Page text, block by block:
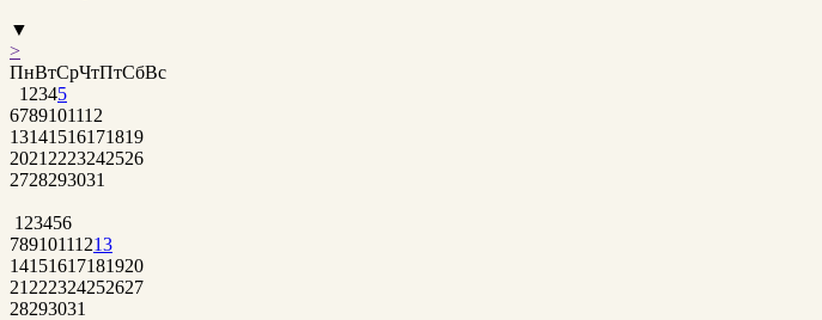
▼
>
ПнВтСрЧтПтСбВс
1 2345
6789101112
13141516171819
2021 2223242526
2728293031
1 23456
78910111213
14151617181920
21 222324252627
28293031